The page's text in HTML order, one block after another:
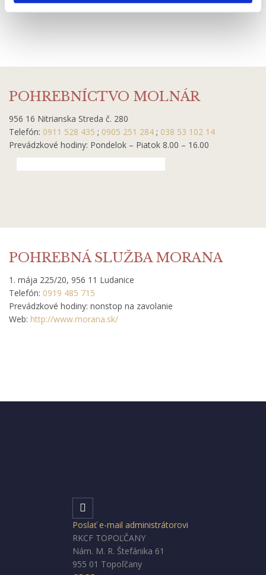
POHREBNÍCTVO MOLNÁR
956 16 Nitrianska Streda č. 280
Telefón: 0911 528 435 ; 0905 251 284 ; 038 53 102 14
Prevádzkové hodiny: Pondelok – Piatok 8.00 – 16.00
POHREBNÁ SLUŽBA MORANA
1. mája 225/20, 956 11 Ludanice
Telefón: 0919 485 715
Prevádzkové hodiny: nonstop na zavolanie
Web: http://www.morana.sk/
Poslať e-mail administrátorovi
RKCF TOPOĽČANY
Nám. M. R. Štefánika 61
955 01 Topoľčany